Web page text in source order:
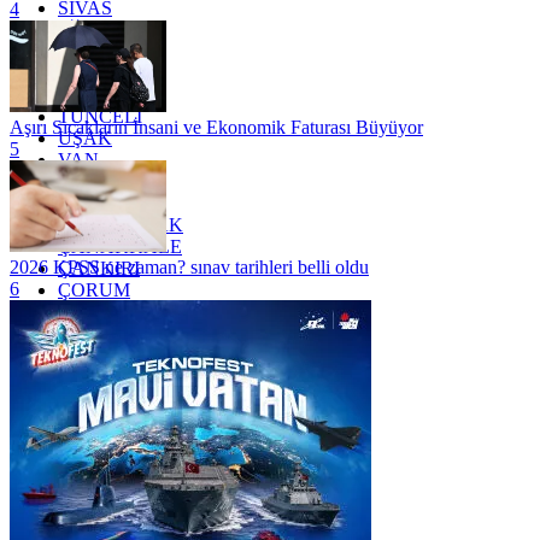
SİVAS
SİİRT
TEKİRDAĞ
TOKAT
TRABZON
TUNCELİ
UŞAK
VAN
YALOVA
YOZGAT
ZONGULDAK
ÇANAKKALE
ÇANKIRI
ÇORUM
İSTANBUL
İZMİR
ŞANLIURFA
ŞIRNAK
4
Aşırı Sıcakların İnsani ve Ekonomik Faturası Büyüyor
5
2026 KPSS ne zaman? sınav tarihleri belli oldu
6